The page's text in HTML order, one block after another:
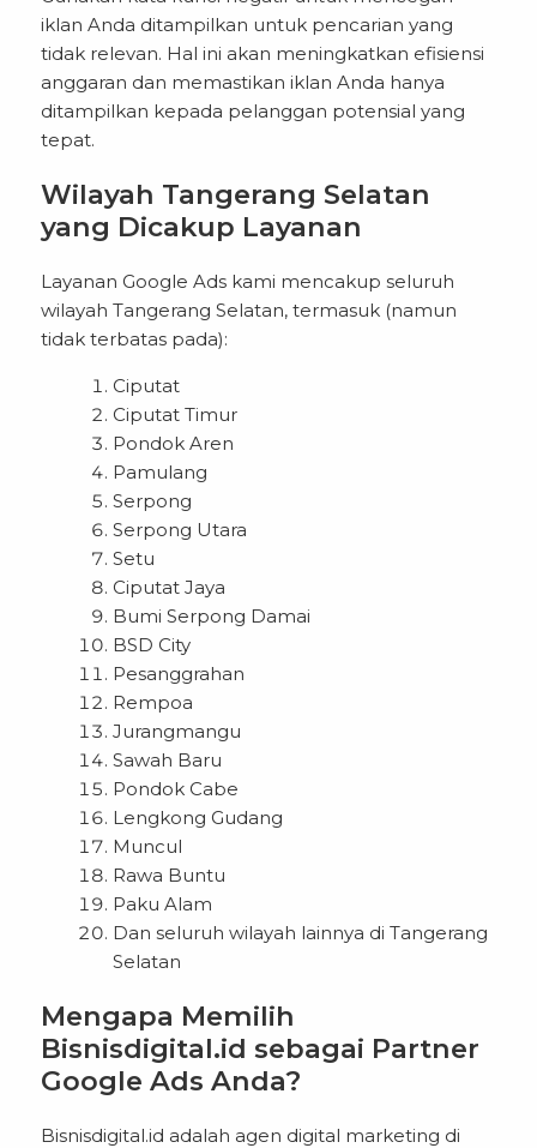
iklan Anda ditampilkan untuk pencarian yang
tidak relevan. Hal ini akan meningkatkan efisiensi
anggaran dan memastikan iklan Anda hanya
ditampilkan kepada pelanggan potensial yang
tepat.
Wilayah Tangerang Selatan
yang Dicakup Layanan
Layanan Google Ads kami mencakup seluruh
wilayah Tangerang Selatan, termasuk (namun
tidak terbatas pada):
Ciputat
Ciputat Timur
Pondok Aren
Pamulang
Serpong
Serpong Utara
Setu
Ciputat Jaya
Bumi Serpong Damai
BSD City
Pesanggrahan
Rempoa
Jurangmangu
Sawah Baru
Pondok Cabe
Lengkong Gudang
Muncul
Rawa Buntu
Paku Alam
Dan seluruh wilayah lainnya di Tangerang
Selatan
Mengapa Memilih
Bisnisdigital.id sebagai Partner
Google Ads Anda?
Bisnisdigital.id adalah agen digital marketing di